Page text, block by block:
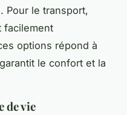
Pour le transport,
facilement
options répond à
le confort et la
de vie